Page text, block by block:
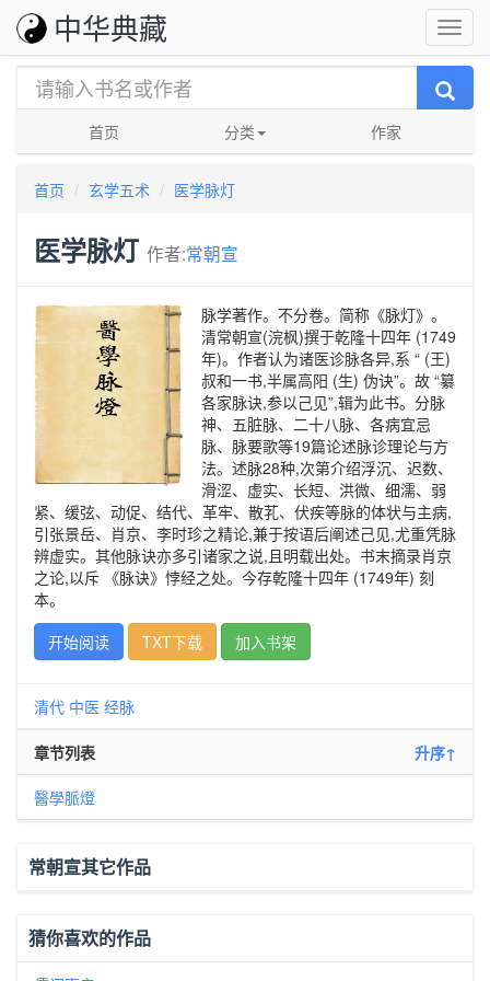
中华典藏
首页 分类 作家
首页 玄学五术 医学脉灯
医学脉灯 作者:常朝宣
脉学著作。不分卷。简称《脉灯》。
清常朝宣(浣枫)撰于乾隆十四年 (1749
年)。作者认为诸医诊脉各异,系 “ (王)
叔和一书,半属高阳 (生) 伪诀”。故 “纂
各家脉诀,参以己见”,辑为此书。分脉
神、五脏脉、二十八脉、各病宜忌
脉、脉要歌等19篇论述脉诊理论与方
法。述脉28种,次第介绍浮沉、迟数、
滑涩、虚实、长短、洪微、细濡、弱
紧、缓弦、动促、结代、革牢、散芤、伏疾等脉的体状与主病,
引张景岳、肖京、李时珍之精论,兼于按语后阐述己见,尤重凭脉
辨虚实。其他脉诀亦多引诸家之说,且明载出处。书末摘录肖京
之论,以斥 《脉诀》悖经之处。今存乾隆十四年 (1749年) 刻
本。
开始阅读
TXT下载 加入书架
清代 中医 经脉
章节列表 升序↑
醫學脈燈
常朝宣其它作品
猜你喜欢的作品